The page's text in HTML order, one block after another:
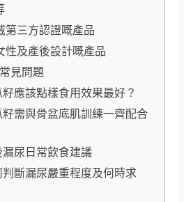
第三方認證嘅產品
性及產後設計嘅產品
見問題
應該點樣食用效果最好？
籽需與骨盆底肌訓練一齊配合
尿日常飲食建議
判斷漏尿嚴重程度及何時求